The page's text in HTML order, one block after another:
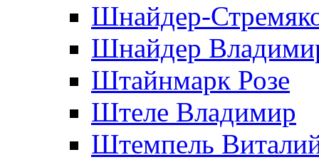
Шнайдер-
Шнайдер
Штайнмарк Розe
Штеле Владимир
Штемпель